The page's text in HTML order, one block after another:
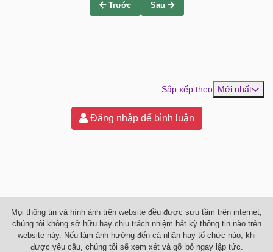
Trước Sau
Sắp xếp theo Mới nhất
Đăng nhập để bình luận
Mọi thông tin và hình ảnh trên website đều được sưu tầm trên internet,
chúng tôi không sở hữu hay chịu trách nhiệm bất kỳ thông tin nào trên
website này. Nếu làm ảnh hưởng đến cá nhân hay tổ chức nào, khi
được yêu cầu, chúng tôi sẽ xem xét và gỡ bỏ ngay lập tức.